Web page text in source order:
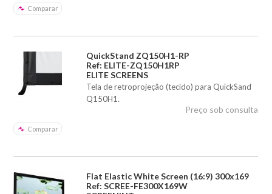
Comparar
QuickStand ZQ150H1-RP
Ref: ELITE-ZQ150H1RP
ELITE SCREENS
Tela de retroprojeção (tecido) para QuickSand
Q150H1.
Comparar
Preço sob consulta
Flat Elastic White Screen (16:9) 300x169
Ref: SCREE-FE300X169W